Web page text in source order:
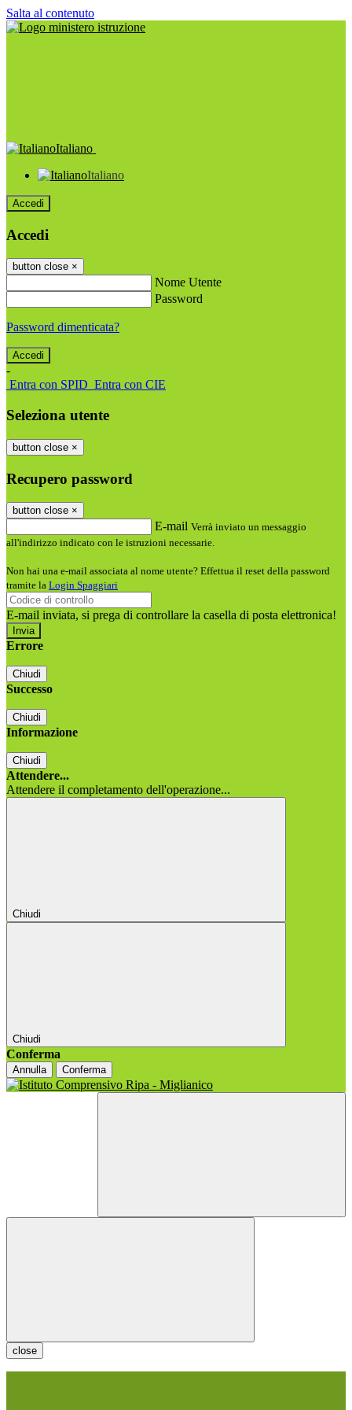
Salta al contenuto
Italiano
Italiano
Accedi
Accedi
button close ×
Nome Utente
Password
Password dimenticata?
-
Entra con SPID Entra con CIE
Seleziona utente
button close ×
Recupero password
button close ×
E-mail Verrà inviato un messaggio
all'indirizzo indicato con le istruzioni necessarie.
Non hai una e-mail associata al nome utente? Effettua il reset della password
tramite la Login Spaggiari
E-mail inviata, si prega di controllare la casella di posta elettronica!
Errore
Chiudi
Successo
Chiudi
Informazione
Chiudi
Attendere...
Attendere il completamento dell'operazione...
Chiudi
Chiudi
Conferma
Annulla Conferma
close